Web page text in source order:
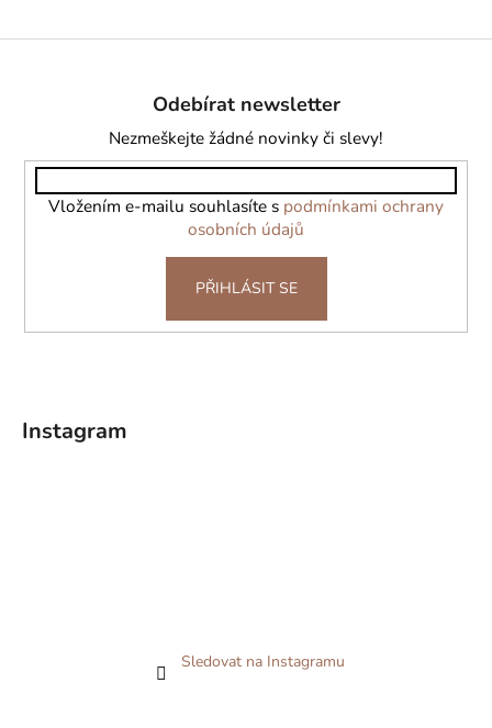
Odebírat newsletter
Nezmeškejte žádné novinky či slevy!
Vložením e-mailu souhlasíte s podmínkami ochrany
osobních údajů
PŘIHLÁSIT SE
Instagram
Sledovat na Instagramu